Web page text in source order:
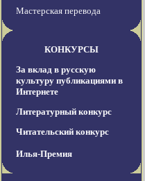
Мастерская перевода
КОНКУРСЫ
За вклад в русскую
культуру публикациями в
Интернете
Литературный конкурс
Читательский конкурс
Илья-Премия